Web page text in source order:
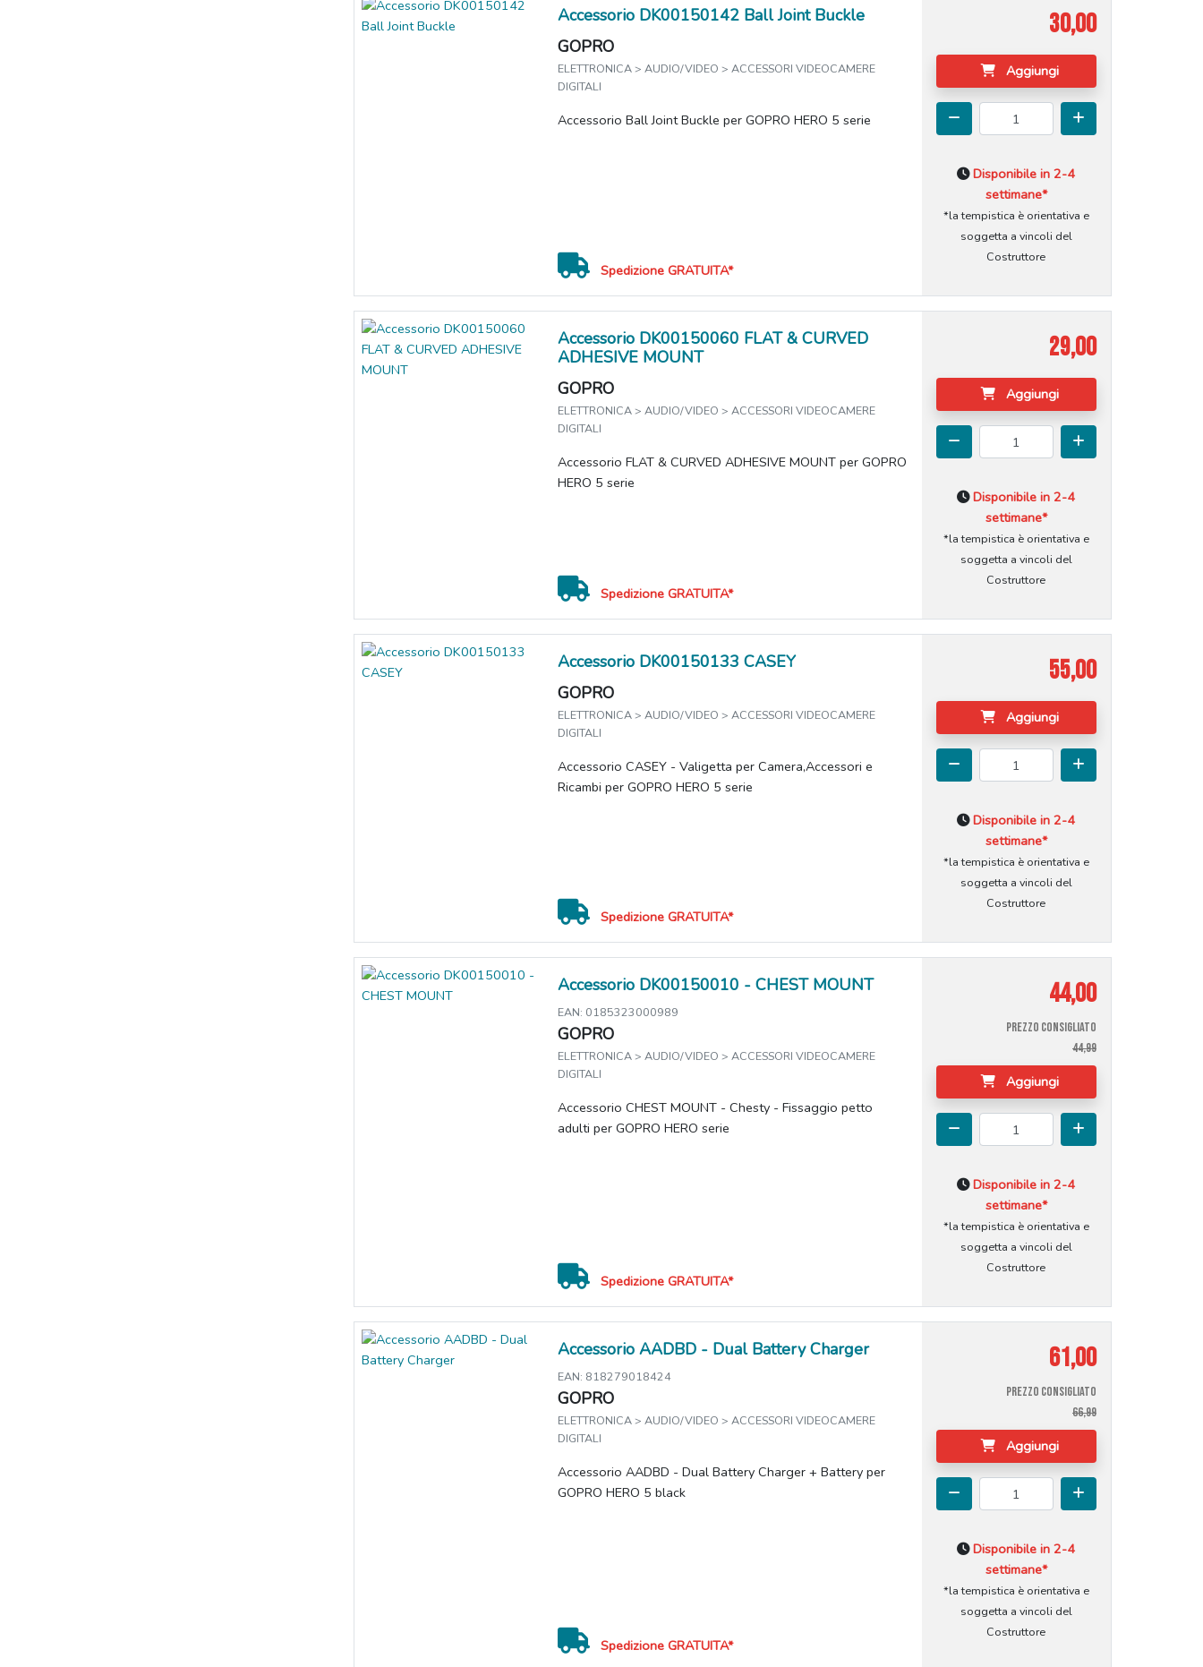
Accessorio DK00150142 Ball Joint Buckle
GOPRO
ELETTRONICA > AUDIO/VIDEO > ACCESSORI VIDEOCAMERE
DIGITALI
Accessorio Ball Joint Buckle per GOPRO HERO 5 serie
Spedizione GRATUITA*
30,00
Aggiungi
Disponibile in 2-4
settimane*
*la tempistica è orientativa e
soggetta a vincoli del
Costruttore
Accessorio DK00150060 FLAT & CURVED
ADHESIVE MOUNT
GOPRO
ELETTRONICA > AUDIO/VIDEO > ACCESSORI VIDEOCAMERE
DIGITALI
Accessorio FLAT & CURVED ADHESIVE MOUNT per GOPRO
HERO 5 serie
Spedizione GRATUITA*
29,00
Aggiungi
Disponibile in 2-4
settimane*
*la tempistica è orientativa e
soggetta a vincoli del
Costruttore
Accessorio DK00150133 CASEY
GOPRO
ELETTRONICA > AUDIO/VIDEO > ACCESSORI VIDEOCAMERE
DIGITALI
Accessorio CASEY - Valigetta per Camera,Accessori e
Ricambi per GOPRO HERO 5 serie
Spedizione GRATUITA*
55,00
Aggiungi
Disponibile in 2-4
settimane*
*la tempistica è orientativa e
soggetta a vincoli del
Costruttore
Accessorio DK00150010 - CHEST MOUNT
EAN: 0185323000989
GOPRO
ELETTRONICA > AUDIO/VIDEO > ACCESSORI VIDEOCAMERE
DIGITALI
Accessorio CHEST MOUNT - Chesty - Fissaggio petto
adulti per GOPRO HERO serie
Spedizione GRATUITA*
44,00
PREZZO CONSIGLIATO
44,99
Aggiungi
Disponibile in 2-4
settimane*
*la tempistica è orientativa e
soggetta a vincoli del
Costruttore
Accessorio AADBD - Dual Battery Charger
EAN: 818279018424
GOPRO
ELETTRONICA > AUDIO/VIDEO > ACCESSORI VIDEOCAMERE
DIGITALI
Accessorio AADBD - Dual Battery Charger + Battery per
GOPRO HERO 5 black
Spedizione GRATUITA*
61,00
PREZZO CONSIGLIATO
66,99
Aggiungi
Disponibile in 2-4
settimane*
*la tempistica è orientativa e
soggetta a vincoli del
Costruttore